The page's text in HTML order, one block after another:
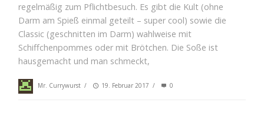
regelmäßig zum Pflichtbesuch. Es gibt die Kult (ohne
Darm am Spieß einmal geteilt – super cool) sowie die
Classic (geschnitten im Darm) wahlweise mit
Schiffchenpommes oder mit Brötchen. Die Soße ist
hausgemacht und man schmeckt,
Mr. Currywurst / 19. Februar 2017 / 0